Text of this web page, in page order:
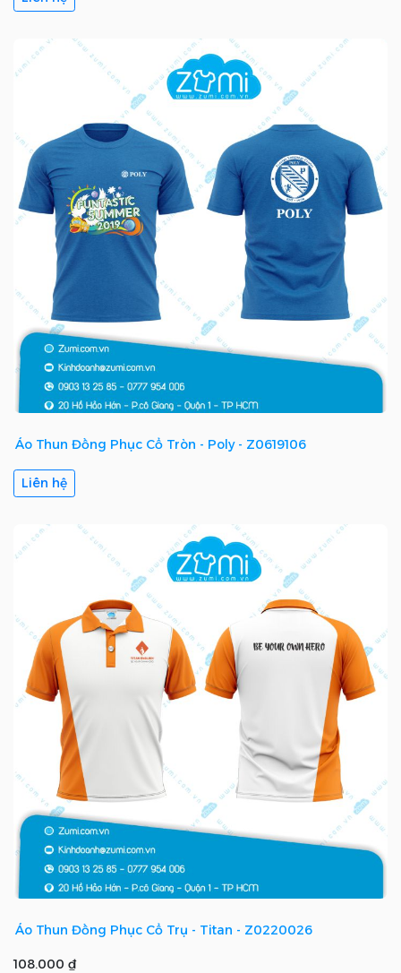
Áo Thun Đồng Phục Cổ Tròn - Poly - Z0619106
Liên hệ
Áo Thun Đồng Phục Cổ Trụ - Titan - Z0220026
108.000 ₫